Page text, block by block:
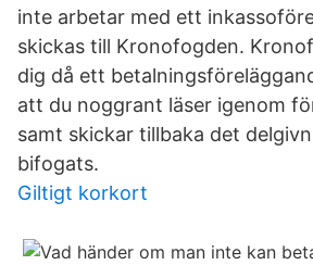
inte arbetar med ett
skickas till Kronofogden.
dig då ett
att du noggrant läser igenom
samt skickar tillbaka det
bifogats.
Giltigt korkort